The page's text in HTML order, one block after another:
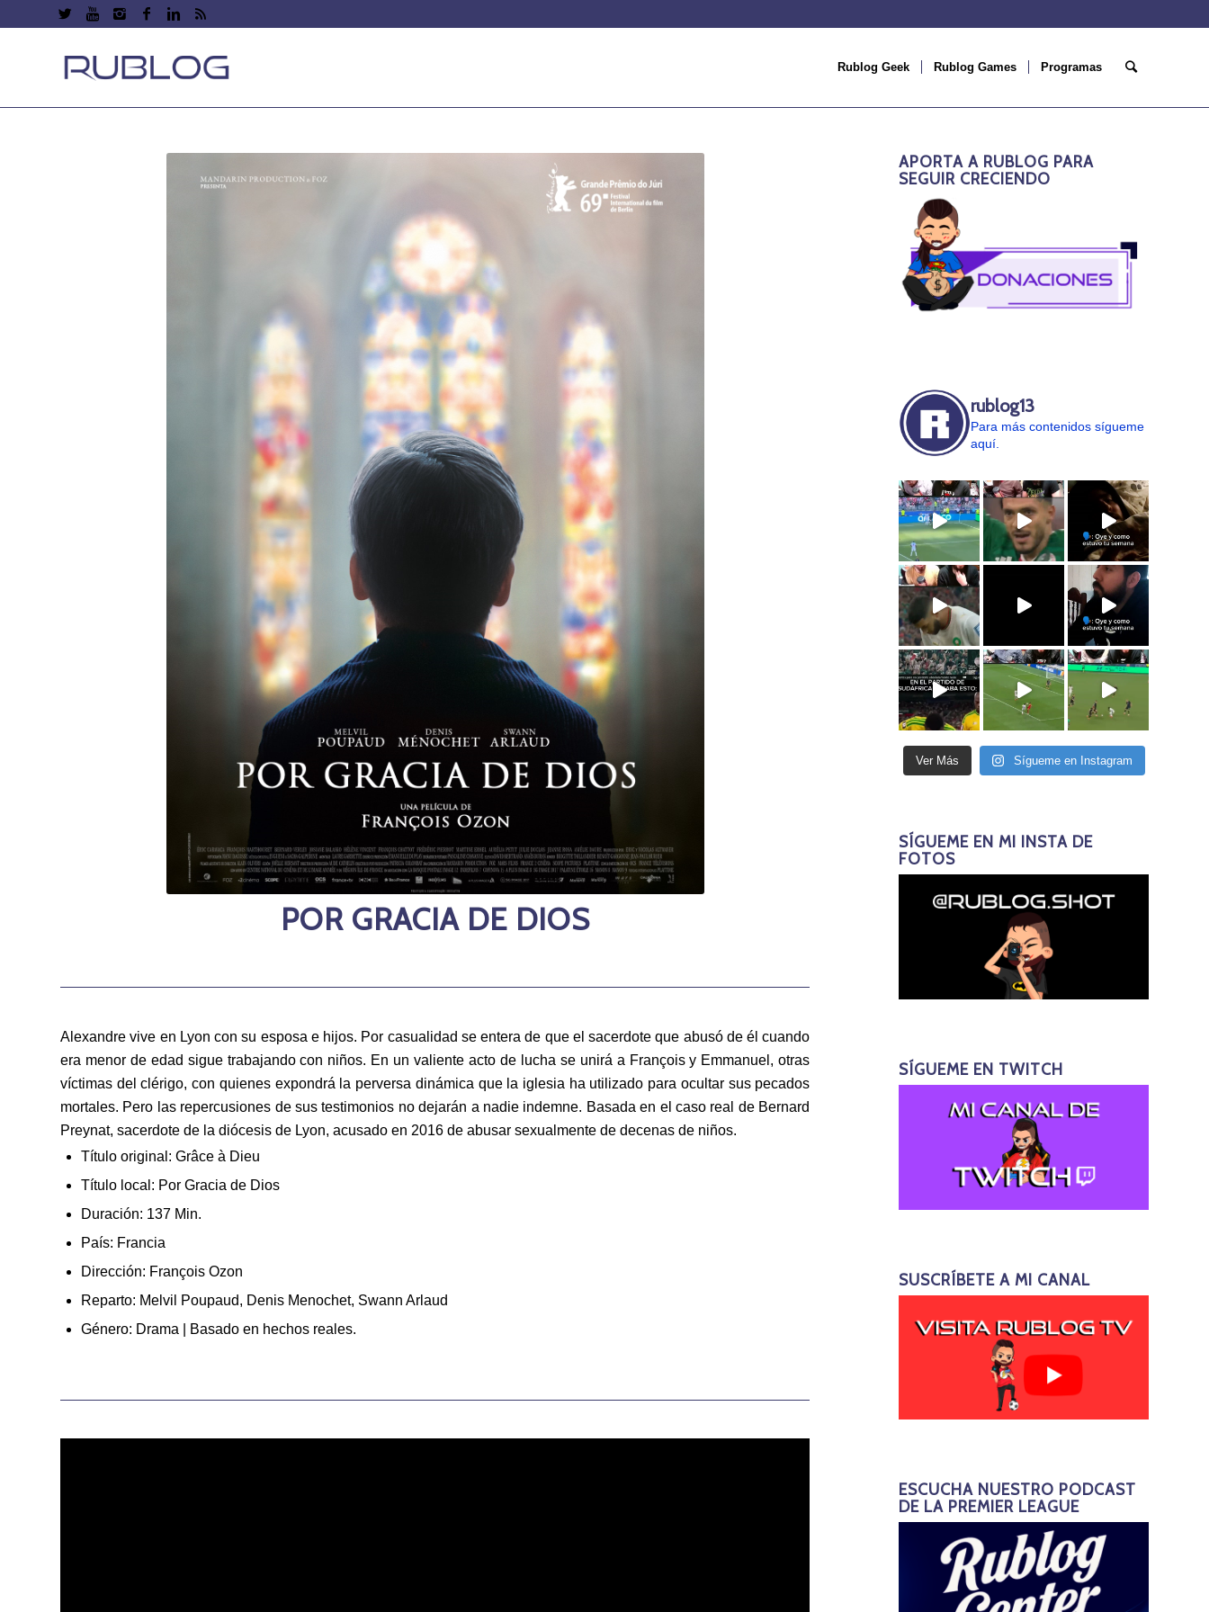
Rublog Geek Rublog Games Programas
POR GRACIA DE DIOS
Alexandre vive en Lyon con su esposa e hijos. Por casualidad se entera de que el sacerdote que abusó de él cuando
era menor de edad sigue trabajando con niños. En un valiente acto de lucha se unirá a François y Emmanuel, otras
víctimas del clérigo, con quienes expondrá la perversa dinámica que la iglesia ha utilizado para ocultar sus pecados
mortales. Pero las repercusiones de sus testimonios no dejarán a nadie indemne. Basada en el caso real de Bernard
Preynat, sacerdote de la diócesis de Lyon, acusado en 2016 de abusar sexualmente de decenas de niños.
Título original: Grâce à Dieu
Título local: Por Gracia de Dios
Duración: 137 Min.
País: Francia
Dirección: François Ozon
Reparto: Melvil Poupaud, Denis Menochet, Swann Arlaud
Género: Drama | Basado en hechos reales.
APORTA A RUBLOG PARA
SEGUIR CRECIENDO
rublog13
Para más contenidos sígueme
aquí.
Ver Más Sígueme en Instagram
SÍGUEME EN MI INSTA DE
FOTOS
SÍGUEME EN TWITCH
SUSCRÍBETE A MI CANAL
ESCUCHA NUESTRO PODCAST
DE LA PREMIER LEAGUE